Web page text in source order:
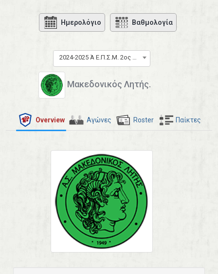
Ημερολόγιο Βαθμολογία
2024-2025 Ά Ε.Π.Σ.Μ. 2ος Όμιλος
Μακεδονικός Λητής.
Overview Αγώνες Roster Παίκτες